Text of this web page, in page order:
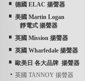
德國 ELAC 揚聲器
美國 Martin Logan
靜電式 揚聲器
英國 Mission 揚聲器
英國 Wharfedale 揚聲器
歐美日 各大品牌 揚聲器
英國 TANNOY 揚聲器